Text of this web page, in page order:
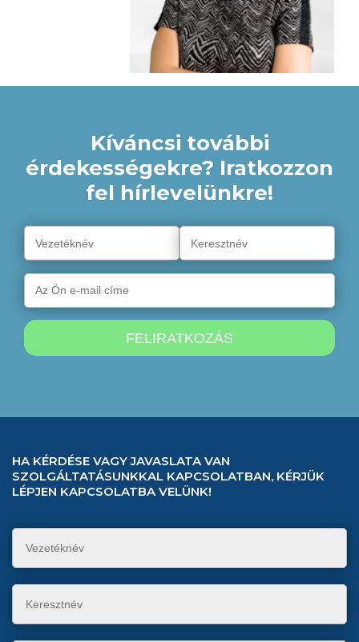
Kíváncsi további
érdekességekre? Iratkozzon
fel hírlevelünkre!
HA KÉRDÉSE VAGY JAVASLATA VAN
SZOLGÁLTATÁSUNKKAL KAPCSOLATBAN, KÉRJÜK
LÉPJEN KAPCSOLATBA VELÜNK!